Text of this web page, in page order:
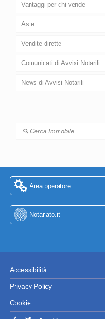
Vantaggi per chi vende
Aste
Vendite dirette
Comunicati di Avvisi Notarili
News di Avvisi Notarili
Cerca Immobile
Area operatore
Notariato.it
Accessibilità
Privacy Policy
Cookie